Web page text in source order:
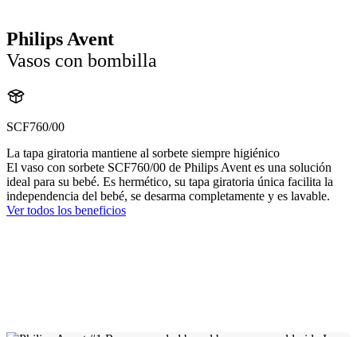
Philips Avent
Vasos con bombilla
SCF760/00
La tapa giratoria mantiene al sorbete siempre higiénico
El vaso con sorbete SCF760/00 de Philips Avent es una solución
ideal para su bebé. Es hermético, su tapa giratoria única facilita la
independencia del bebé, se desarma completamente y es lavable.
Ver todos los beneficios